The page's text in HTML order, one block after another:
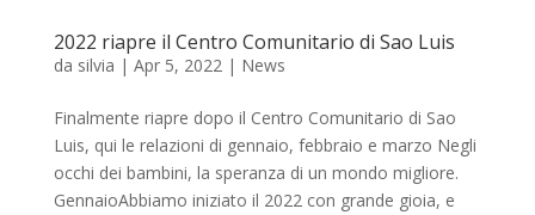
2022 riapre il Centro Comunitario di Sao Luis
da silvia | Apr 5, 2022| News
Finalmente riapre dopo il Centro Comunitario di Sao
Luis, qui le relazioni di gennaio, febbraio e marzo Negli
occhi dei bambini, la speranza di un mondo migliore.
GennaioAbbiamo iniziato il 2022 con grande gioia, e